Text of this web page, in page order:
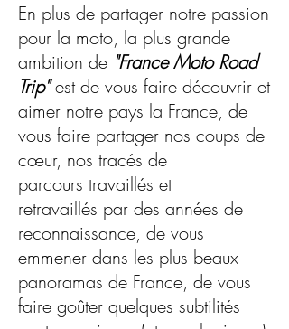
En plus de partager notre passion
pour la moto, la plus grande
ambition de "France Moto Road
Trip"est de vous faire découvrir et
aimer notre pays la France, de
vous faire partager nos coups de
cœur, nos tracés de
parcours travaillés et
retravaillés par des années de
reconnaissance, de vous
emmener dans les plus beaux
panoramas de France, de vous
faire goûter quelques subtilités